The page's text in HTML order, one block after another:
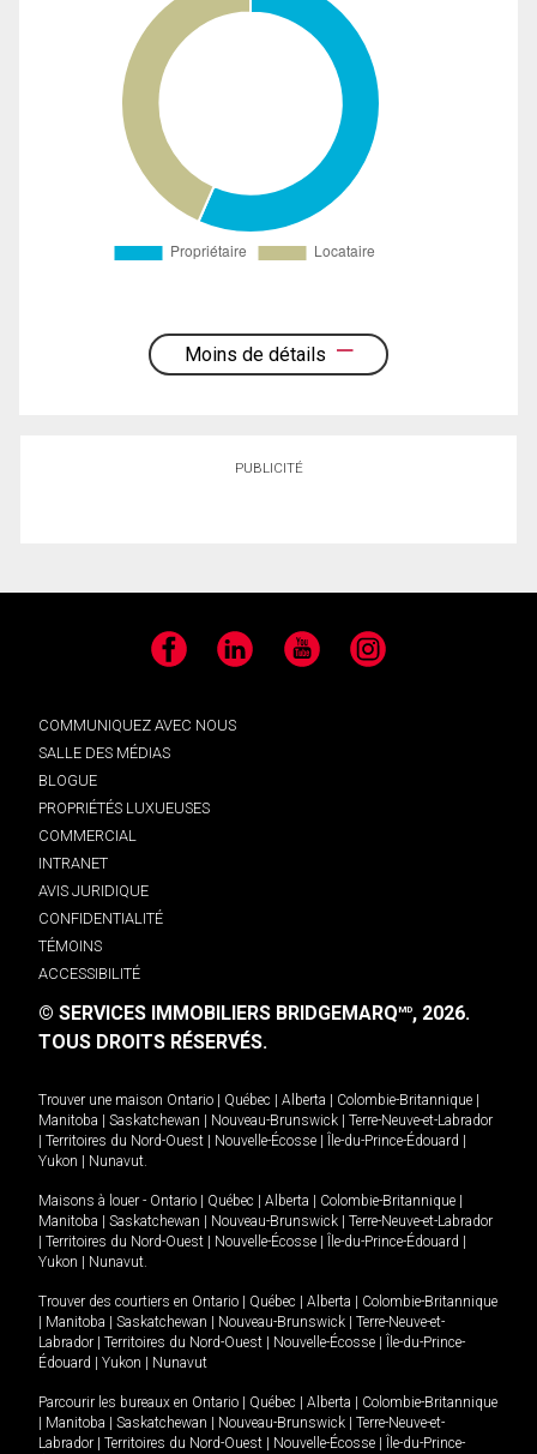
Moins de détails
PUBLICITÉ
Facebook LinkedIn YouTube Instagram
COMMUNIQUEZ AVEC NOUS
SALLE DES MÉDIAS
BLOGUE
PROPRIÉTÉS LUXUEUSES
COMMERCIAL
INTRANET
AVIS JURIDIQUE
CONFIDENTIALITÉ
TÉMOINS
ACCESSIBILITÉ
© SERVICES IMMOBILIERS BRIDGEMARQMD, 2026.
TOUS DROITS RÉSERVÉS.
Trouver une maison Ontario Québec Alberta Colombie-Britannique
Manitoba
Saskatchewan Nouveau-Brunswick
Terre-Neuve-et-Labrador
Territoires du Nord-Ouest Nouvelle-Écosse Île-du-Prince-Édouard
Yukon
Nunavut.
Maisons à louer - Ontario Québec Alberta Colombie-Britannique
Manitoba
Saskatchewan Nouveau-Brunswick
Terre-Neuve-et-Labrador
Territoires du Nord-Ouest Nouvelle-Écosse Île-du-Prince-Édouard
Yukon
Nunavut.
Trouver des courtiers en Ontario Québec Alberta
Colombie-Britannique
Manitoba Saskatchewan Nouveau-Brunswick
Terre-Neuve-et-
Labrador
Territoires du Nord-Ouest Nouvelle-Écosse
Île-du-Prince-
Édouard
Yukon Nunavut
Parcourir les bureaux en Ontario Québec Alberta
Colombie-Britannique
Manitoba Saskatchewan Nouveau-Brunswick
Terre-Neuve-et-
Labrador
Territoires du Nord-Ouest Nouvelle-Écosse
Île-du-Prince-